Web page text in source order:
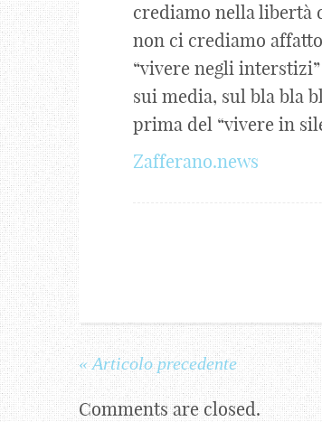
crediamo nella libertà
non ci crediamo
“vivere negli
sui media, sul bla bla
prima del “vivere in
Zafferano.news
« Articolo precedente
Comments are closed.